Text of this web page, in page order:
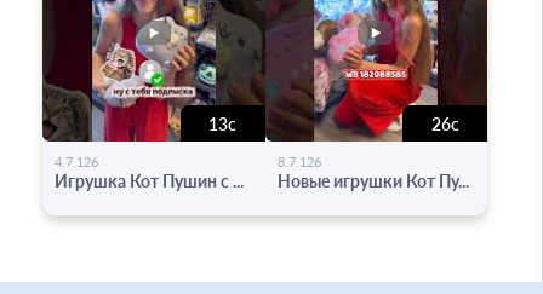
13с
4.7.126
Игрушка Кот Пушин с ...
26с
8.7.126
Новые игрушки Кот Пу...